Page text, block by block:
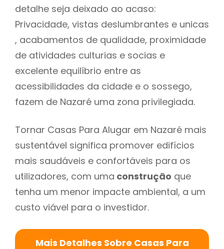
detalhe seja deixado ao acaso:
Privacidade, vistas deslumbrantes e unicas
, acabamentos de qualidade, proximidade
de atividades culturias e socias e
excelente equilíbrio entre as
acessibilidades da cidade e o sossego,
fazem de Nazaré uma zona privilegiada.
Tornar Casas Para Alugar em Nazaré mais
sustentável significa promover edifícios
mais saudáveis e confortáveis para os
utilizadores, com uma construção que
tenha um menor impacte ambiental, a um
custo viável para o investidor.
Mais Detalhes Sobre Casas Para